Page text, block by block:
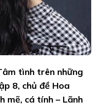
tình trên những
8, chủ đề Hoa
mẽ, cá tính – Lãnh